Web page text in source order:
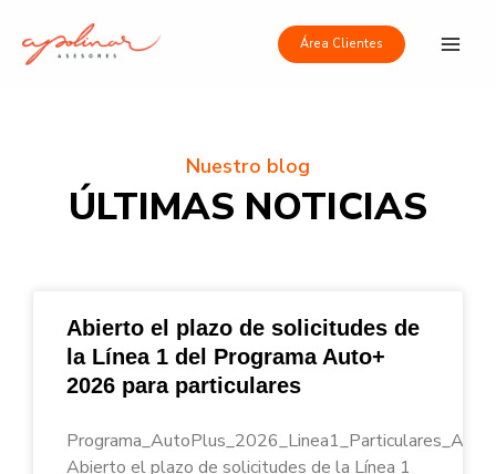
contenido
Área Clientes
Nuestro blog
ÚLTIMAS NOTICIAS
Abierto el plazo de solicitudes de
la Línea 1 del Programa Auto+
2026 para particulares
Abierto el plazo de solicitudes de la Línea 1